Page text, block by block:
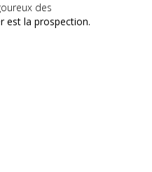
des
est la prospection.